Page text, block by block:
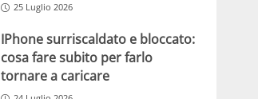
25 Luglio 2026
IPhone surriscaldato e bloccato:
cosa fare subito per farlo
tornare a caricare